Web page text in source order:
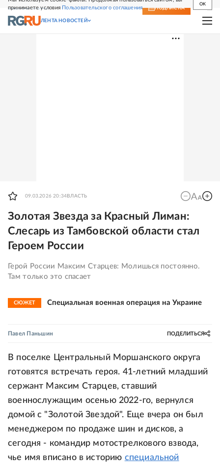
принимаете условия Пользовательского соглашения
OK
СВЕЖИЙ НОМЕР ПОДПИСКА
ЛЕНТА НОВОСТЕЙ
09.03.2026 20:34 ВЛАСТЬ
Золотая Звезда за Красный Лиман:
Слесарь из Тамбовской области стал
Героем России
Герой России Максим Старцев: Молишься постоянно.
Там только это спасает
СЮЖЕТ Специальная военная операция на Украине
Павел Паньшин ПОДЕЛИТЬСЯ
В поселке Центральный Моршанского округа
готовятся встречать героя. 41-летний младший
сержант Максим Старцев, ставший
военнослужащим осенью 2022-го, вернулся
домой с "Золотой Звездой". Еще вчера он был
менеджером по продаже шин и дисков, а
сегодня - командир мотострелкового взвода,
чье имя вписано в историю специальной